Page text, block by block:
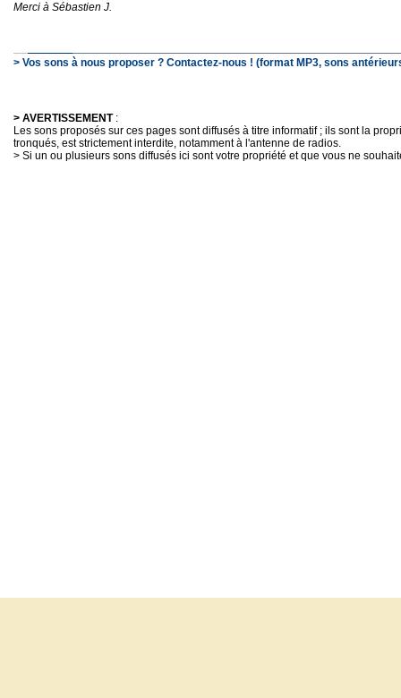
Merci à Sébastien J.
> Vos sons à nous proposer ? Contactez-nous ! (format MP3, sons
> AVERTISSEMENT:
Les sons proposés sur ces pages sont diffusés à titre informatif ; ils sont la
tronqués, est strictement interdite, notamment à l'antenne de radios.
> Si un ou plusieurs sons diffusés ici sont votre propriété et que vous ne